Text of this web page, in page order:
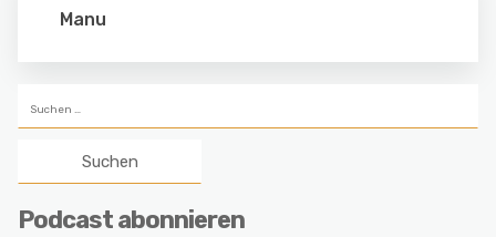
Manu
nach:
Podcast abonnieren